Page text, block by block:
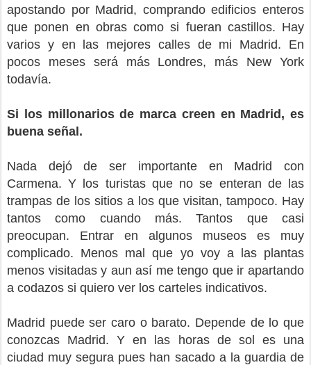
apostando por Madrid, comprando edificios enteros
que ponen en obras como si fueran castillos. Hay
varios y en las mejores calles de mi Madrid. En
pocos meses será más Londres, más New York
todavía.
Si los millonarios de marca creen en Madrid, es
buena señal.
Nada dejó de ser importante en Madrid con
Carmena. Y los turistas que no se enteran de las
trampas de los sitios a los que visitan, tampoco. Hay
tantos como cuando más. Tantos que casi
preocupan. Entrar en algunos museos es muy
complicado. Menos mal que yo voy a las plantas
menos visitadas y aun así me tengo que ir apartando
a codazos si quiero ver los carteles indicativos.
Madrid puede ser caro o barato. Depende de lo que
conozcas Madrid. Y en las horas de sol es una
ciudad muy segura pues han sacado a la guardia de